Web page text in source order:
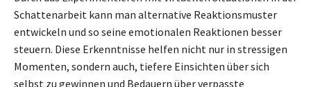
Schattenarbeit kann man alternative Reaktionsmuster
entwickeln und so seine emotionalen Reaktionen besser
steuern. Diese Erkenntnisse helfen nicht nur in stressigen
Momenten, sondern auch, tiefere Einsichten über sich
selbst zu gewinnen und Bedauern über verpasste